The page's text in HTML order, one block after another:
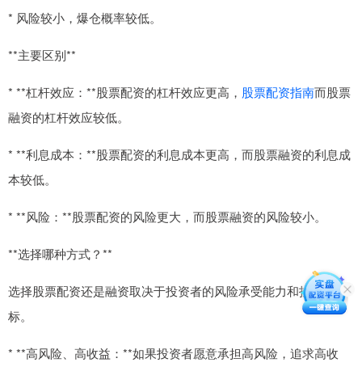
* 风险较小，爆仓概率较低。
**主要区别**
* **杠杆效应：**股票配资的杠杆效应更高， 股票配资指南而股票
融资的杠杆效应较低。
* **利息成本：**股票配资的利息成本更高，而股票融资的利息成
本较低。
* **风险：**股票配资的风险更大，而股票融资的风险较小。
**选择哪种方式？**
选择股票配资还是融资取决于投资者的风险承受能力和投资目
标。
* **高风险、高收益：**如果投资者愿意承担高风险，追求高收